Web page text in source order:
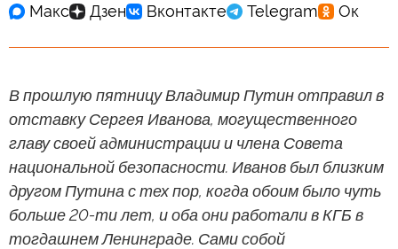
В прошлую пятницу Владимир Путин отправил в
отставку Сергея Иванова, могущественного
главу своей администрации и члена Совета
национальной безопасности. Иванов был близким
другом Путина с тех пор, когда обоим было чуть
больше 20-ти лет, и оба они работали в КГБ в
тогдашнем Ленинграде. Сами собой